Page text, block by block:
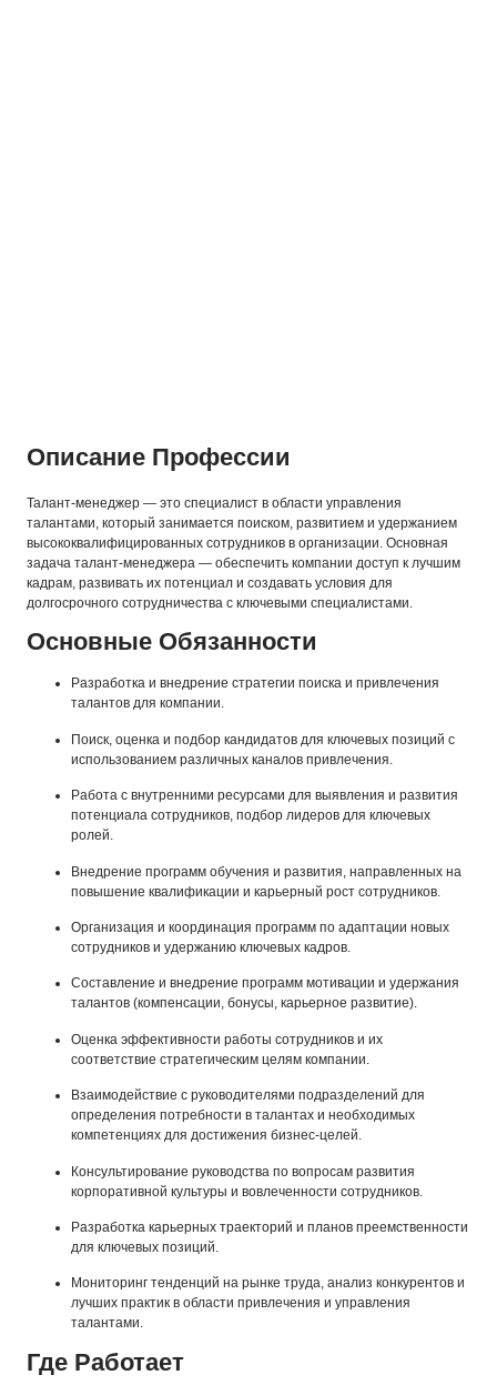
Описание Профессии
Талант-менеджер — это специалист в области управления
талантами, который занимается поиском, развитием и удержанием
высококвалифицированных сотрудников в организации. Основная
задача талант-менеджера — обеспечить компании доступ к лучшим
кадрам, развивать их потенциал и создавать условия для
долгосрочного сотрудничества с ключевыми специалистами.
Основные Обязанности
Разработка и внедрение стратегии поиска и привлечения
талантов для компании.
Поиск, оценка и подбор кандидатов для ключевых позиций с
использованием различных каналов привлечения.
Работа с внутренними ресурсами для выявления и развития
потенциала сотрудников, подбор лидеров для ключевых
ролей.
Внедрение программ обучения и развития, направленных на
повышение квалификации и карьерный рост сотрудников.
Организация и координация программ по адаптации новых
сотрудников и удержанию ключевых кадров.
Составление и внедрение программ мотивации и удержания
талантов (компенсации, бонусы, карьерное развитие).
Оценка эффективности работы сотрудников и их
соответствие стратегическим целям компании.
Взаимодействие с руководителями подразделений для
определения потребности в талантах и необходимых
компетенциях для достижения бизнес-целей.
Консультирование руководства по вопросам развития
корпоративной культуры и вовлеченности сотрудников.
Разработка карьерных траекторий и планов преемственности
для ключевых позиций.
Мониторинг тенденций на рынке труда, анализ конкурентов и
лучших практик в области привлечения и управления
талантами.
Где Работает